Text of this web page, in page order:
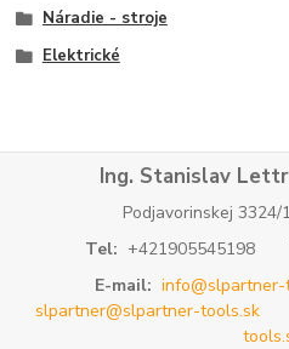
Náradie - stroje
Elektrické
Ing. Stanislav
Podjavorinskej
Tel: +421905545198
E-mail: info@slpartner-
slpartner@slpartner-tools.sk